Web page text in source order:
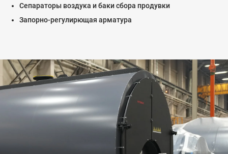
Сепараторы воздука и баки сбора продувки
Запорно-регулирющая арматура